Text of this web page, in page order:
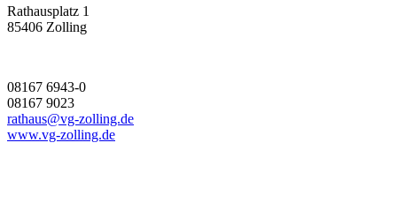
Rathausplatz 1
85406 Zolling
08167 6943-0
08167 9023
rathaus@vg-zolling.de
www.vg-zolling.de